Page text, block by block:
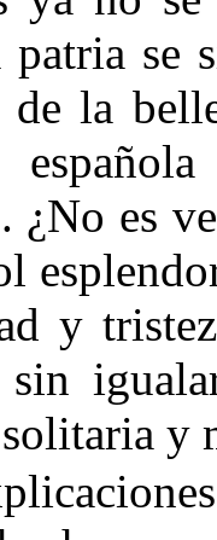
patria se
la
es
y
sin
y